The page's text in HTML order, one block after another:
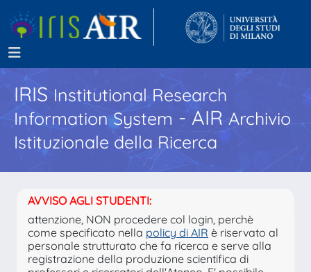
IRISInstitutional Research
Information System - AIR Archivio
Istituzionale della Ricerca
AVVISO AGLI STUDENTI:
attenzione, NON procedere col login, perchè
come specificato nella policy di AIR è riservato al
personale strutturato che fa ricerca e serve alla
registrazione della produzione scientifica di